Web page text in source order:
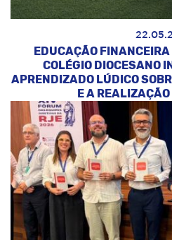
EDUCAÇÃO
COLÉGIO DIOCESANO
APRENDIZADO LÚDICO
E A REALIZAÇÃO